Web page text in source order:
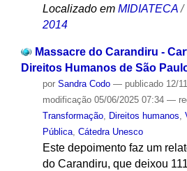
Localizado em MIDIATECA /
2014
Massacre do Carandiru -
Direitos Humanos de São
por Sandra Codo — publicado12/
modificação05/06/2025 07:34 —
Transformação, Direitos humanos,
Pública, Cátedra Unesco
Este depoimento faz um
do Carandiru, que deixou